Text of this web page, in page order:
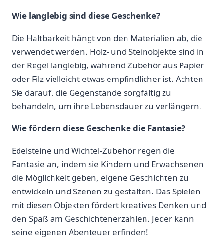
Wie‍ langlebig sind diese⁢ Geschenke?
Die Haltbarkeit hängt von den Materialien ab, ​die
verwendet werden. Holz- und Steinobjekte sind in
der Regel langlebig, während Zubehör aus Papier
oder ​Filz vielleicht etwas‌ empfindlicher ist. Achten
Sie darauf, die Gegenstände sorgfältig zu
behandeln, um ihre Lebensdauer zu⁢ verlängern.
Wie ⁤fördern diese Geschenke die Fantasie?
Edelsteine und Wichtel-Zubehör regen die
Fantasie an, indem‍ sie ⁤Kindern und Erwachsenen
die Möglichkeit geben, eigene Geschichten ⁤zu
entwickeln und ⁢Szenen zu gestalten. Das Spielen
⁢mit diesen Objekten fördert kreatives​ Denken und
den Spaß am Geschichtenerzählen. Jeder ‌kann
seine⁢ eigenen⁣ Abenteuer erfinden!